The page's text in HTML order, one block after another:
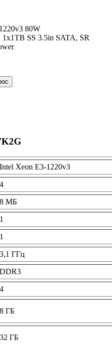
80W
SS 3.5in SATA, SR
Intel Xeon E3-1220v3
4
8 МБ
1
1
3,1 ГГц
DDR3
4
8 ГБ
32 ГБ